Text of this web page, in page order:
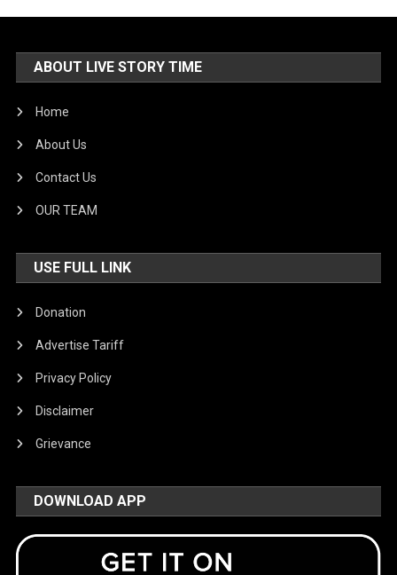
ABOUT LIVE STORY TIME
Home
About Us
Contact Us
OUR TEAM
USE FULL LINK
Donation
Advertise Tariff
Privacy Policy
Disclaimer
Grievance
DOWNLOAD APP